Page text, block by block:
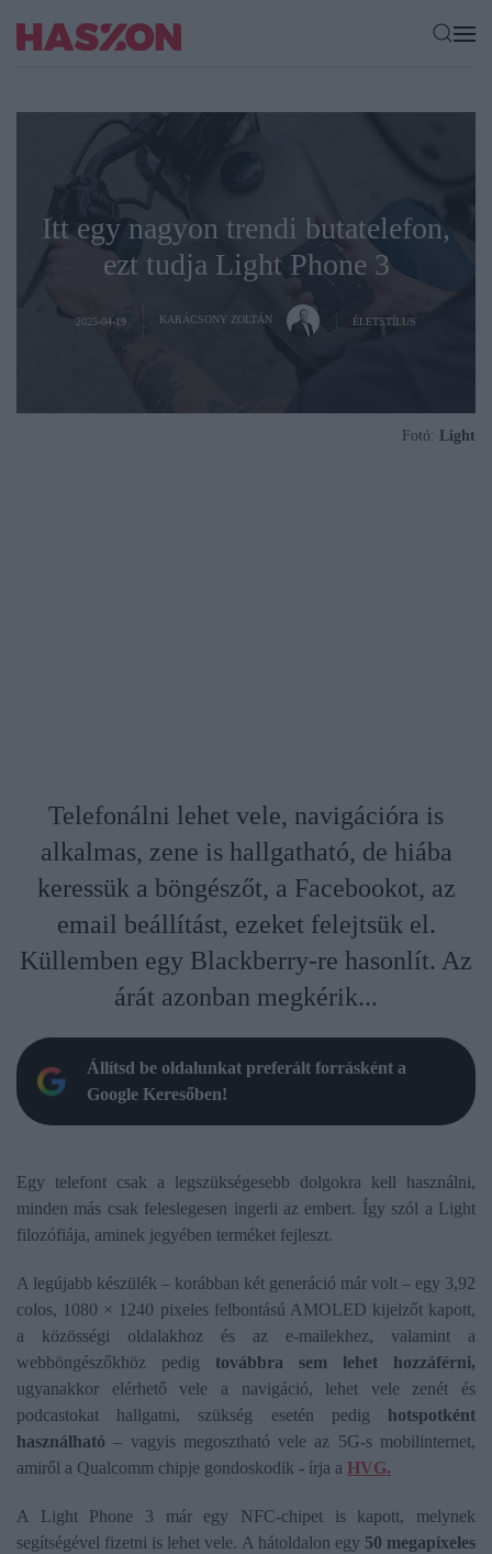
Itt egy nagyon trendi butatelefon,
ezt tudja Light Phone 3
2025-04-19 KARÁCSONY ZOLTÁN ÉLETSTÍLUS
Fotó: Light
Telefonálni lehet vele, navigációra is
alkalmas, zene is hallgatható, de hiába
keressük a böngészőt, a Facebookot, az
email beállítást, ezeket felejtsük el.
Küllemben egy Blackberry-re hasonlít. Az
árát azonban megkérik...
Állítsd be oldalunkat preferált forrásként a
Google Keresőben!
Egy telefont csak a legszükségesebb dolgokra kell használni,
minden más csak feleslegesen ingerli az embert. Így szól a Light
filozófiája, aminek jegyében terméket fejleszt.
A legújabb készülék – korábban két generáció már volt – egy 3,92
colos, 1080 × 1240 pixeles felbontású AMOLED kijelzőt kapott,
a közösségi oldalakhoz és az e-mailekhez, valamint a
webböngészőkhöz pedig továbbra sem lehet hozzáférni,
ugyanakkor elérhető vele a navigáció, lehet vele zenét és
podcastokat hallgatni, szükség esetén pedig hotspotként
használható – vagyis megosztható vele az 5G-s mobilinternet,
amiről a Qualcomm chipje gondoskodik - írja a HVG.
A Light Phone 3 már egy NFC-chipet is kapott, melynek
segítségével fizetni is lehet vele. A hátoldalon egy 50 megapixeles